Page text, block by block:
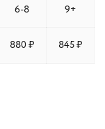
6-8 9+
880 ₽ 845 ₽